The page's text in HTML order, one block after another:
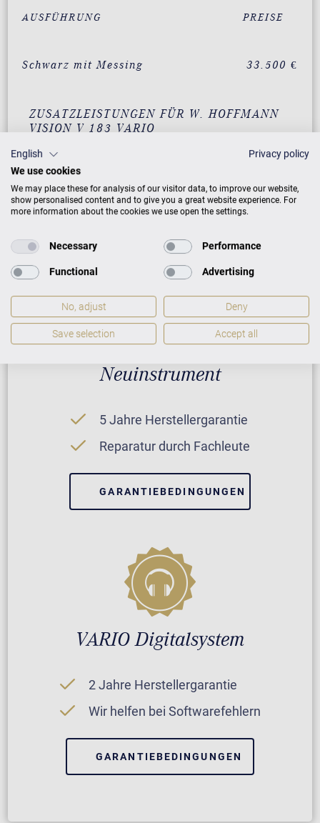
AUSFÜHRUNG PREISE
Schwarz mit Messing 33.500 €
ZUSATZLEISTUNGEN FÜR W. HOFFMANN
VISION V 183 VARIO
PREISLISTE HERUNTERLADEN
Neuinstrument
5 Jahre Herstellergarantie
Reparatur durch Fachleute
GARANTIEBEDINGUNGEN
VARIO Digitalsystem
2 Jahre Herstellergarantie
Wir helfen bei Softwarefehlern
GARANTIEBEDINGUNGEN
English
Privacy policy
We use cookies
We may place these for analysis of our visitor data, to improve our website,
show personalised content and to give you a great website experience. For
more information about the cookies we use open the settings.
Necessary Performance
Functional Advertising
No, adjust Deny
Save selection Accept all